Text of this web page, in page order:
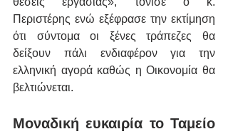
Περιστέρης ενώ εξέφρασε την εκτίμηση
ότι σύντομα οι ξένες τράπεζες θα
δείξουν πάλι ενδιαφέρον για την
ελληνική αγορά καθώς η Οικονομία θα
βελτιώνεται.
Μοναδική ευκαιρία το Ταμείο